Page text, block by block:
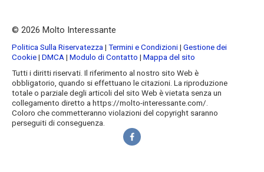
© 2026 Molto Interessante
Politica Sulla Riservatezza | Termini e Condizioni| Gestione dei
Cookie| DMCA | Modulo di Contatto | Mappa del sito
Tutti i diritti riservati. Il riferimento al nostro sito Web è
obbligatorio, quando si effettuano le citazioni. La riproduzione
totale o parziale degli articoli del sito Web è vietata senza un
collegamento diretto a https://molto-interessante.com/.
Coloro che commetteranno violazioni del copyright saranno
perseguiti di conseguenza.